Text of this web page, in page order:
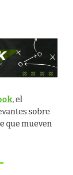
, el
sobre
que mueven